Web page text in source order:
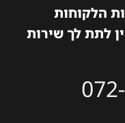
הלקוחות
לתת לך שירות